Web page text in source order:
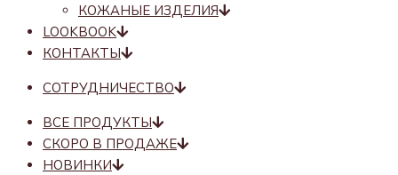
КОЖАНЫЕ ИЗДЕЛИЯ
LOOKBOOK
КОНТАКТЫ
СОТРУДНИЧЕСТВО
ВСЕ ПРОДУКТЫ
СКОРО В ПРОДАЖЕ
НОВИНКИ